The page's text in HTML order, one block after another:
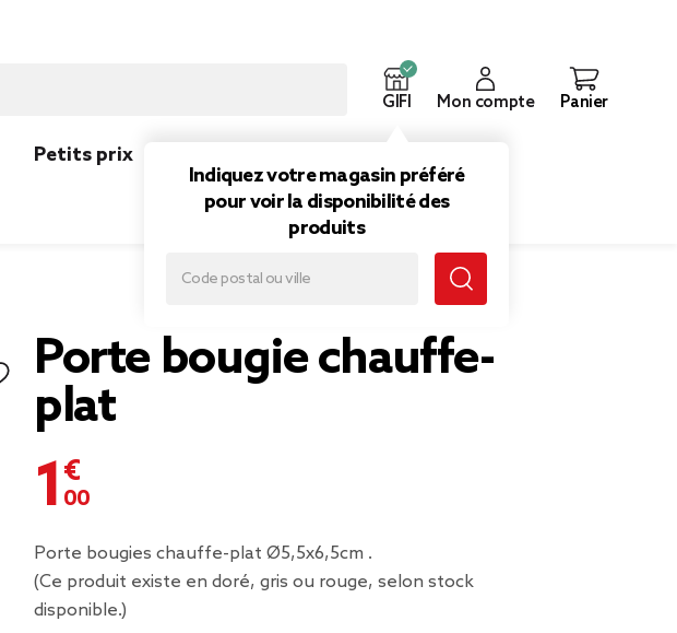
GIFI
Indiquez votre magasin préféré
pour voir la disponibilité des
produits
Mon compte Panier
Petits prix
Porte bougie chauffe-
plat
1,00 €
Porte bougies chauffe-plat Ø5,5x6,5cm .
(Ce produit existe en doré, gris ou rouge, selon stock
disponible.)